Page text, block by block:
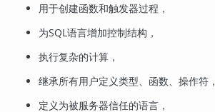
用于创建函数和触发器过程，
为SQL 语言增加控制结构，
执行复杂的计算，
继承所有用户定义类型、函数、操作符，
定义为被服务器信任的语言，